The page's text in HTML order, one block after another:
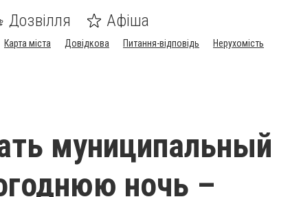
Дозвілля Афіша
Карта міста Довідкова Питання-відповідь
Нерухомість
муниципальный
ночь –